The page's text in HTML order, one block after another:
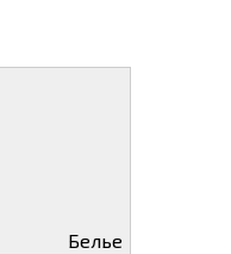
Белье